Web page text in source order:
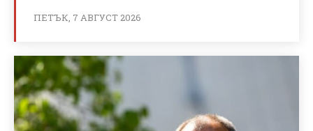
ПЕТЪК, 7 АВГУСТ 2026